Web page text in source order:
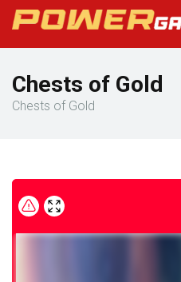
Chests of Gold
Chests of Gold